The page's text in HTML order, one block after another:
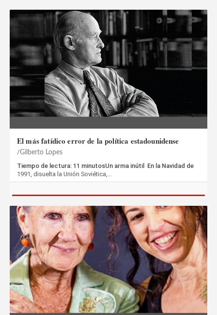
El más fatídico error de la política estadounidense
Gilberto Lopes
Tiempo de lectura: 11 minutosUn arma inútil En la Navidad de
1991, disuelta la Unión Soviética,…